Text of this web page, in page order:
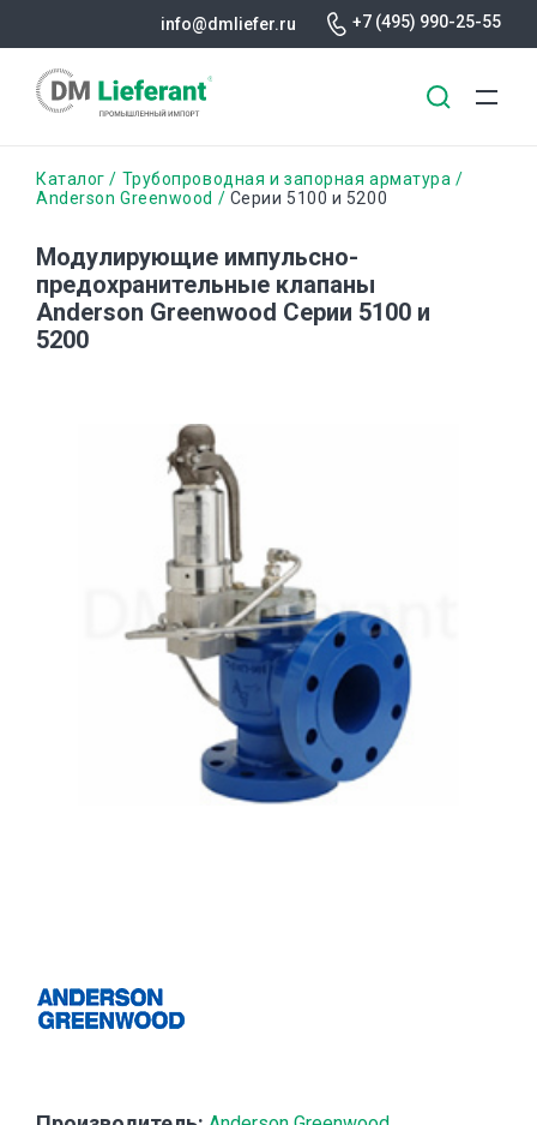
содержанию
info@dmliefer.ru +7 (495) 990-25-55
Строка
Каталог
Трубопроводная и запорная арматура
Anderson Greenwood
Серии 5100 и 5200
Модулирующие импульсно-
предохранительные клапаны
Anderson Greenwood Серии 5100 и
5200